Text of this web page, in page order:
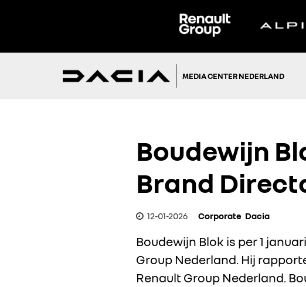
MEDIA CENTER NEDERLAND
Boudewijn
Brand
12-01-2026 Corporate Dacia
Boudewijn Blok is per 1
Group Nederland. Hij
Renault Group Nederland.